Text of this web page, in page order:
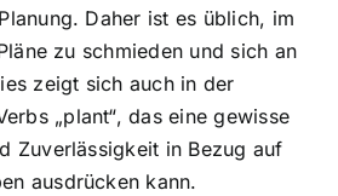
Daher ist es üblich, im
zu schmieden und sich an
zeigt sich auch in der
„plant“, das eine gewisse
Zuverlässigkeit in Bezug auf
ausdrücken kann.